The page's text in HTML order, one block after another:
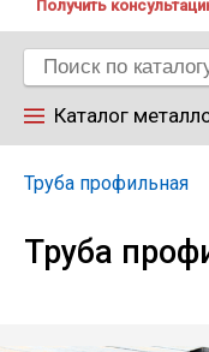
Получить
Каталог
Арматура
Труба
Труба профильная
Труба